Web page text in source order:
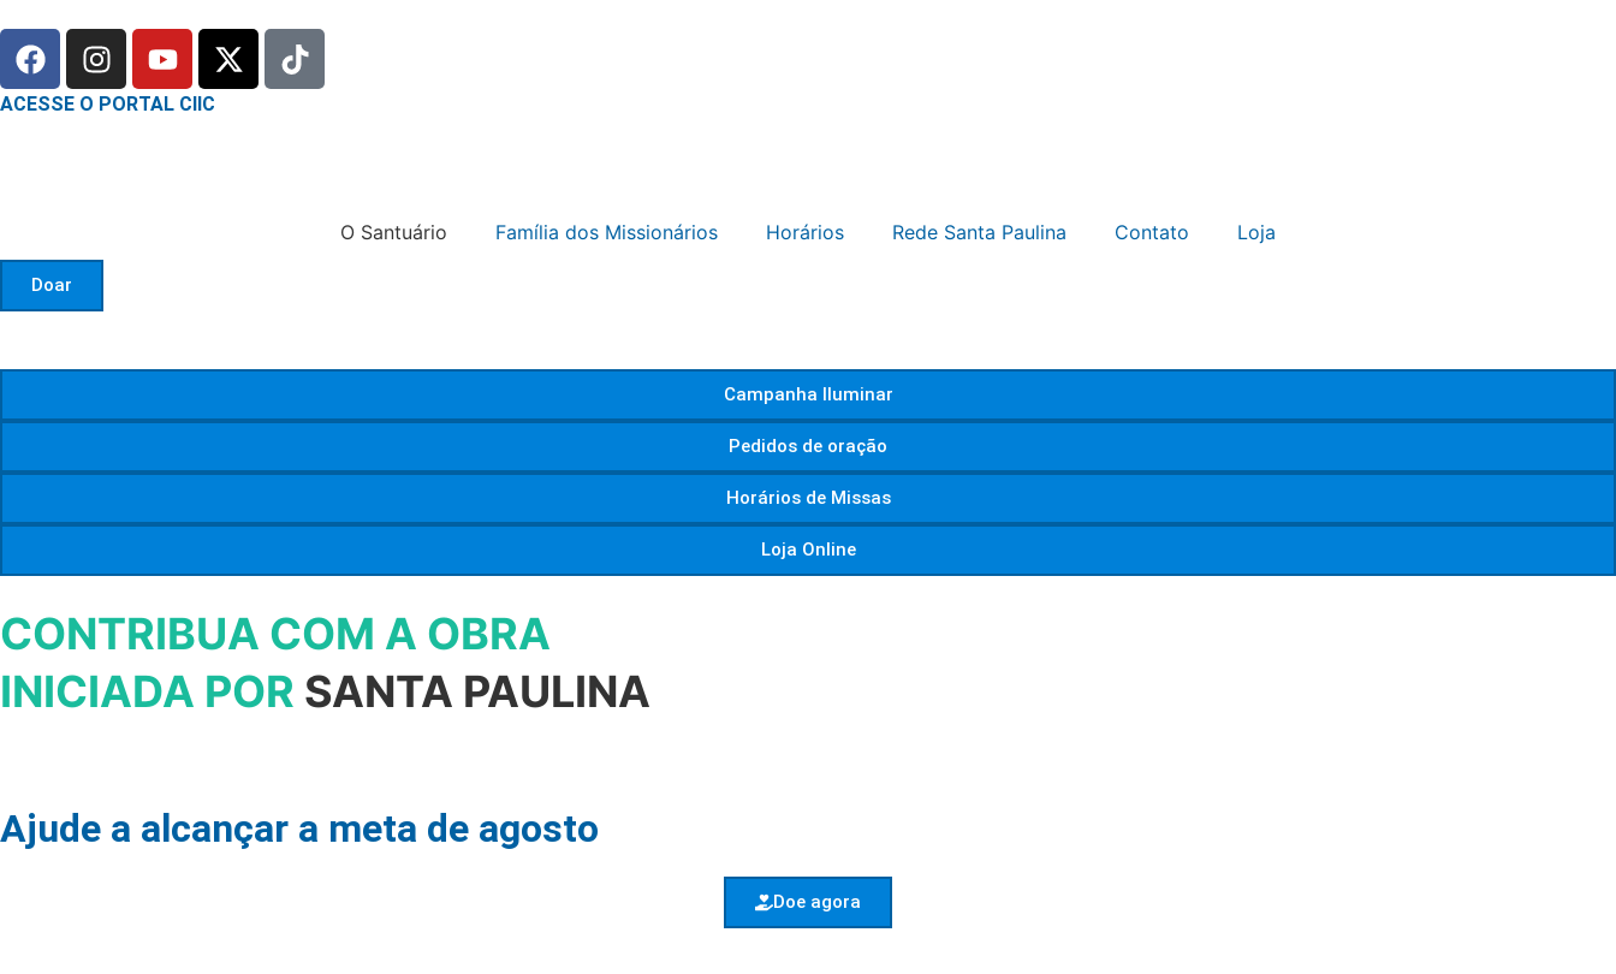
ACESSE O PORTAL CIIC
O Santuário Família dos Missionários Horários Rede Santa Paulina Contato Loja
Doar
Campanha Iluminar
Pedidos de oração
Horários de Missas
Loja Online
CONTRIBUA COM A OBRA
INICIADA POR SANTA PAULINA
Ajude a alcançar a meta de agosto
Doe agora